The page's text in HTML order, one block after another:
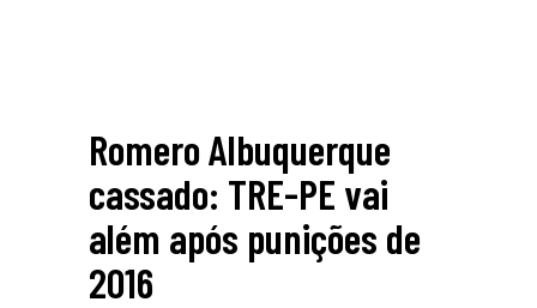
Romero Albuquerque
cassado: TRE-PE vai
além após punições de
2016